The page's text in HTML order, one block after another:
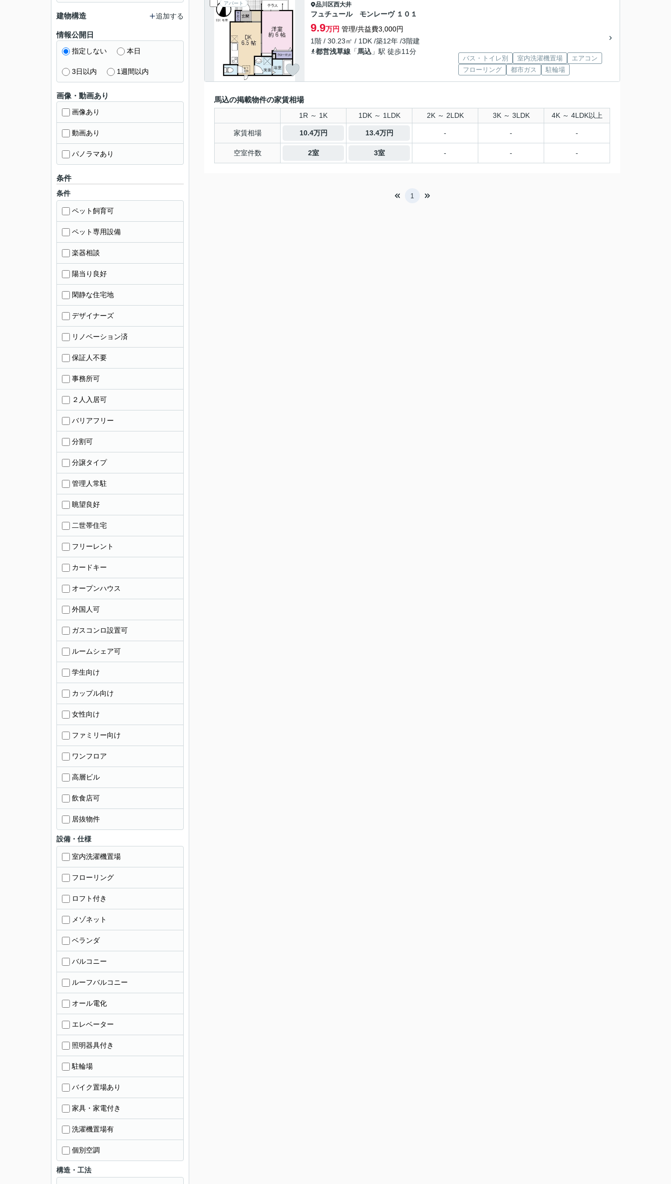
アパート 品川区西大井
フュチュール モンレーヴ １０１
9.9万円 管理/共益費3,000円
1階 / 30.23㎡ / 1DK /築12年 /3階建
都営浅草線 「馬込 」駅 徒歩11分
バス・トイレ別 室内洗濯機置場
エアコン
フローリング
都市ガス 駐輪場
馬込の掲載物件の家賃相場
1R ～ 1K 1DK ～ 1LDK 2K ～ 2LDK 3K ～ 3LDK 4K ～ 4LDK以上
家賃相場 10.4万円 13.4万円 - - -
空室件数 2室 3室 - - -
1
建物構造 追加する
情報公開日
指定しない 本日
3日以内 1週間以内
画像・動画あり
画像あり
動画あり
パノラマあり
条件
条件
ペット飼育可
ペット専用設備
楽器相談
陽当り良好
閑静な住宅地
デザイナーズ
リノベーション済
保証人不要
事務所可
２人入居可
バリアフリー
分割可
分譲タイプ
管理人常駐
眺望良好
二世帯住宅
フリーレント
カードキー
オープンハウス
外国人可
ガスコンロ設置可
ルームシェア可
学生向け
カップル向け
女性向け
ファミリー向け
ワンフロア
高層ビル
飲食店可
居抜物件
設備・仕様
室内洗濯機置場
フローリング
ロフト付き
メゾネット
ベランダ
バルコニー
ルーフバルコニー
オール電化
エレベーター
照明器具付き
駐輪場
バイク置場あり
家具・家電付き
洗濯機置場有
個別空調
構造・工法